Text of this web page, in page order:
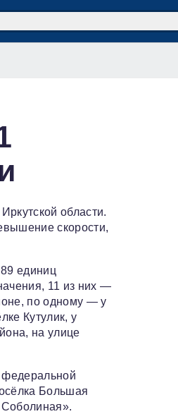
области.
скорости,
единиц
11 из них —
по одному — у
Кутулик, у
на улице
федеральной
Большая